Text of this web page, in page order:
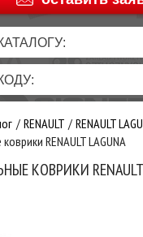
RENAULT
RENAULT
RENAULT LAGUNA
КОВРИКИ RENAULT